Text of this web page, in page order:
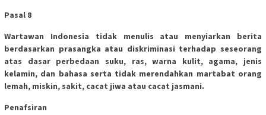
Pasal 8
Wartawan Indonesia tidak menulis atau menyiarkan berita
berdasarkan prasangka atau diskriminasi terhadap seseorang
atas dasar perbedaan suku, ras, warna kulit, agama, jenis
kelamin, dan bahasa serta tidak merendahkan martabat orang
lemah, miskin, sakit, cacat jiwa atau cacat jasmani.
Penafsiran